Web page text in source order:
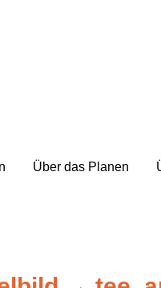
Über das Planen